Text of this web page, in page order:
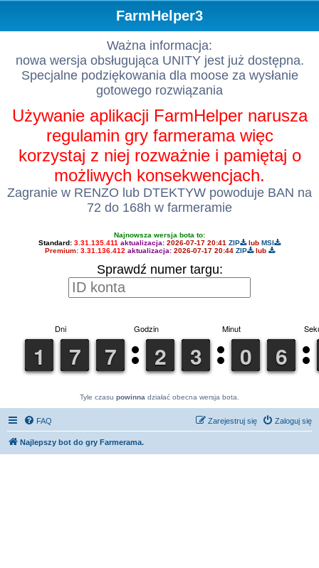
FarmHelper3
Ważna informacja:
nowa wersja obsługująca UNITY jest już dostępna.
Specjalne podziękowania dla moose za wysłanie
gotowego rozwiązania
Używanie aplikacji FarmHelper narusza
regulamin gry farmerama więc
korzystaj z niej rozważnie i pamiętaj o
możliwych konsekwencjach.
Zagranie w RENZO lub DTEKTYW powoduje BAN na
72 do 168h w farmeramie
Najnowsza wersja bota to:
Standard: 3.31.135.411 aktualizacja: 2026-07-17 20:41 ZIP lub MSI
Premium: 3.31.136.412 aktualizacja: 2026-07-17 20:44 ZIP lub
Sprawdź numer targu:
Tyle czasu powinna działać obecna wersja bota.
FAQ Zaloguj się
Zarejestruj się
Najlepszy bot do gry Farmerama.